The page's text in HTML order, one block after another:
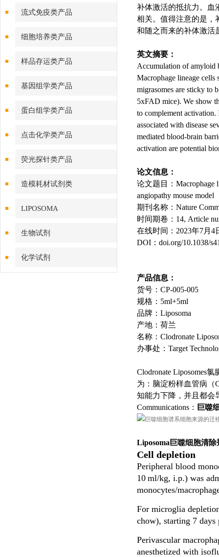
流式免疫类产品
细胞培养类产品
样品存运类产品
基因组学类产品
蛋白组学类产品
点击化学类产品
荧光探针类产品
造模耗材试剂类
LIPOSOMA
生物试剂
化学试剂
补体激活的抵抗力。血
相关。值得注意的是，
和随之而来的补体激活
英文摘要：
Accumulation of amyloid
Macrophage lineage cells
migrasomes are sticky to
5xFAD mice). We show
to complement activation.
associated with disease
mediated blood-brain
activation are potential
论文信息：
论文题目：Macrophage
angiopathy mouse model
期刊名称：Nature
时间期卷：14, Article
在线时间：2023年7月4
DOI：doi.org/10.1038/
产品信息：
货号：CP-005-005
规格：5ml+5ml
品牌：Liposoma
产地：荷兰
名称：Clodronate
办事处：Target
Clodronate Liposomes
为：脑淀粉样血管病
知能力下降，并且都会
Communications： 巨噬
Liposoma巨噬细胞清
Cell depletion
Peripheral blood
10 ml/kg, i.p.) was
monocytes/
For microglia
chow), starting 7
Perivascular
anesthetized with